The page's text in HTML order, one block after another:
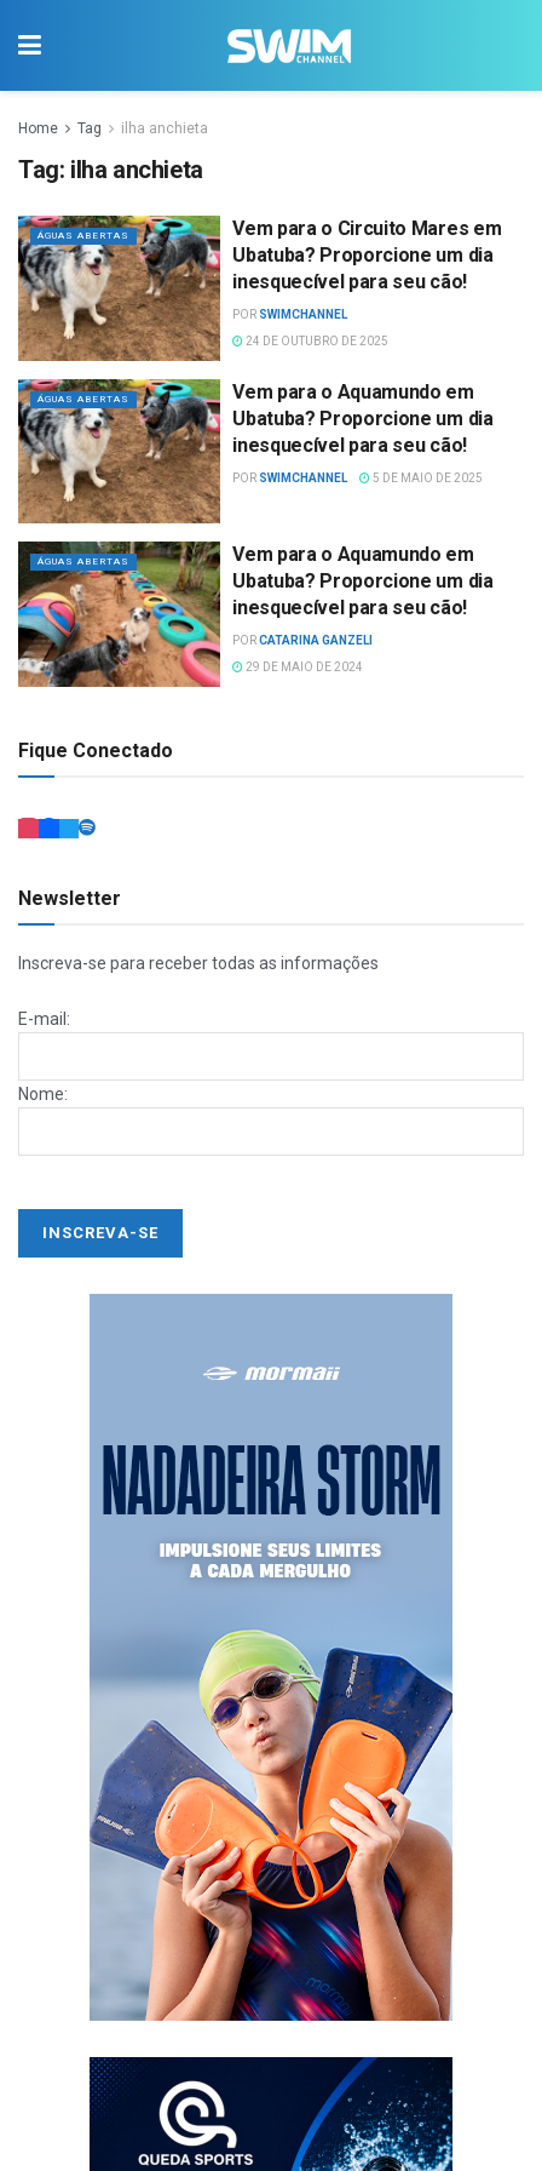
Home Tag ilha anchieta
Tag: ilha anchieta
ÁGUAS ABERTAS
Vem para o Circuito Mares em
Ubatuba? Proporcione um dia
inesquecível para seu cão!
POR SWIMCHANNEL
24 DE OUTUBRO DE 2025
ÁGUAS ABERTAS
Vem para o Aquamundo em
Ubatuba? Proporcione um dia
inesquecível para seu cão!
POR SWIMCHANNEL 5 DE MAIO DE 2025
ÁGUAS ABERTAS
Vem para o Aquamundo em
Ubatuba? Proporcione um dia
inesquecível para seu cão!
PORCATARINA GANZELI
29 DE MAIO DE 2024
Fique Conectado
Newsletter
Inscreva-se para receber todas as informações
E-mail:
Nome: